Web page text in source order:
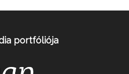
portfóliója